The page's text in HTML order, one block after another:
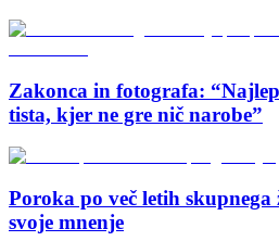
Zakonca in fotografa:
tista, kjer ne gre nič narobe”
Poroka po več letih
svoje mnenje